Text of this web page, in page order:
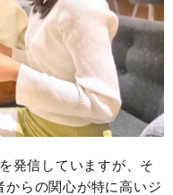
発信していますが、そ
らの関心が特に高いジ